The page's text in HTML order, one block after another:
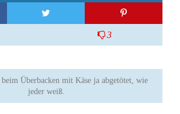
3
Überbacken mit Käse ja abgetötet, wie
jeder weiß.